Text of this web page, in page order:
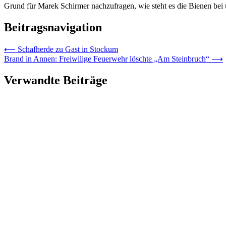
Grund für Marek Schirmer nachzufragen, wie steht es die Bienen bei
Beitragsnavigation
⟵ Schafherde zu Gast in Stockum
Brand in Annen: Freiwilige Feuerwehr löschte „Am Steinbruch“ ⟶
Verwandte Beiträge